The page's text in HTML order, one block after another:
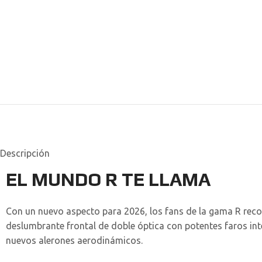
Descripción
EL MUNDO R TE LLAMA
Con un nuevo aspecto para 2026, los fans de la gama R
deslumbrante frontal de doble óptica con potentes faros
nuevos alerones aerodinámicos.